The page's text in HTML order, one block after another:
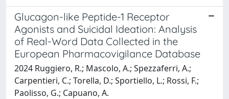
Glucagon-like Peptide-1 Receptor
Agonists and Suicidal Ideation: Analysis
of Real-Word Data Collected in the
European Pharmacovigilance Database
2024 Ruggiero, R.; Mascolo, A.; Spezzaferri, A.;
Carpentieri, C.; Torella, D.; Sportiello, L.; Rossi, F.;
Paolisso, G.; Capuano, A.